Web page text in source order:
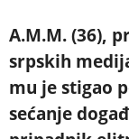
A.M.M. (36),
srpskih
mu je stigao
sećanje